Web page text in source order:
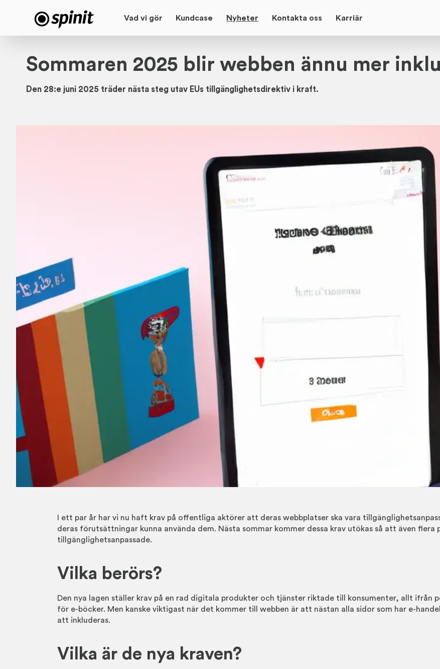
Vad vi gör Kundcase Nyheter Kontakta oss Karriär
Sommaren 2025 blir webben ännu mer
Den 28:e juni 2025 träder nästa steg utav EUs tillgänglighetsdirektiv i kraft.
I ett par år har vi nu haft krav på offentliga aktörer att deras webbplatser ska vara
deras förutsättningar kunna använda dem. Nästa sommar kommer dessa krav utökas så att även
tillgänglighetsanpassade.
Vilka berörs?
Den nya lagen ställer krav på en rad digitala produkter och tjänster riktade till konsumenter, allt
för e-böcker. Men kanske viktigast när det kommer till webben är att nästan alla sidor som har e-
att inkluderas.
Vilka är de nya kraven?